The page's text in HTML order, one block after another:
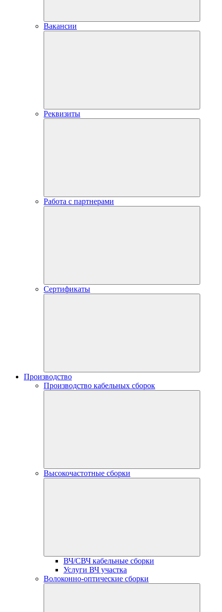
Вакансии
Реквизиты
Работа с партнерами
Сертификаты
Производство
Производство кабельных сборок
Высокочастотные сборки
ВЧ/СВЧ кабельные сборки
Услуги ВЧ участка
Волоконно-оптические сборки